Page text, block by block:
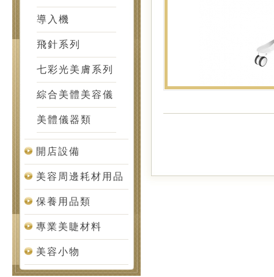
導入機
飛針系列
七彩光美膚系列
綜合美體美容儀
美體儀器類
開店設備
美容周邊耗材用品
保養用品類
專業美睫材料
美容小物